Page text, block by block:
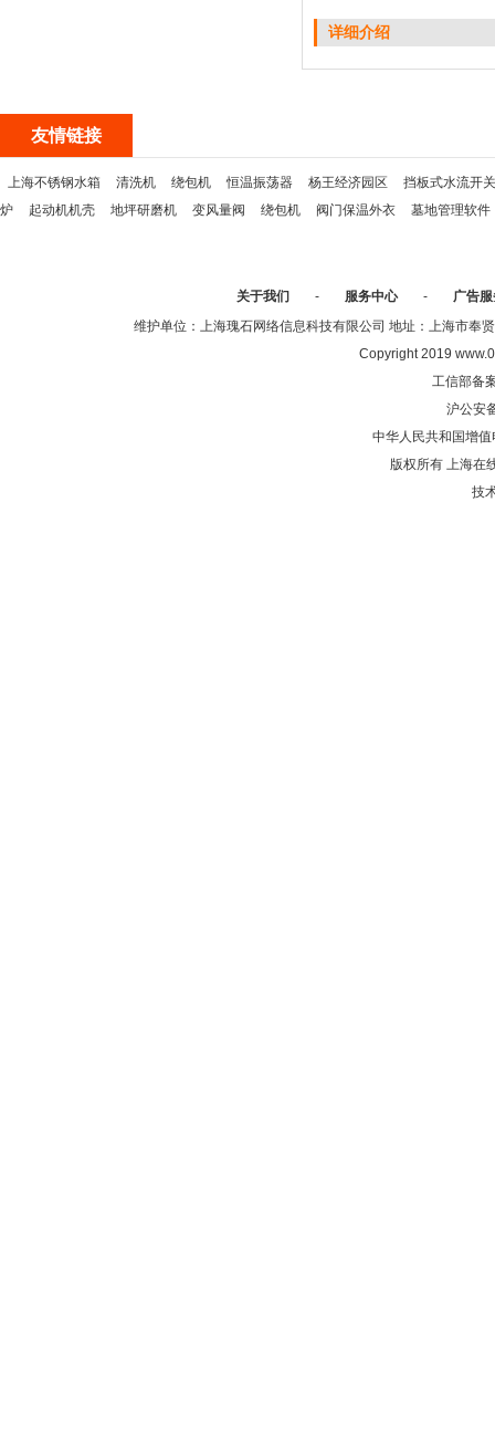
详细介绍
友情链接
上海不锈钢水箱 清洗机 绕包机 恒温振荡器 杨王经济园区
挡板式水流开关
炉
起动机机壳 地坪研磨机 变风量阀 绕包机 阀门保温外衣 墓地管理软件
关于我们 - 服务中心 -
广告
维护单位：上海瑰石网络信息科技有限公司 地址：上海市
Copyright 2019
工信部备
沪公安
中华人民共和国增
版权所有 上海在
技